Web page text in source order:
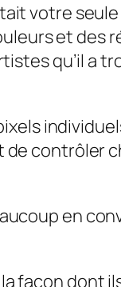
votre
et des
qu’il a
de contrôler
en
façon dont